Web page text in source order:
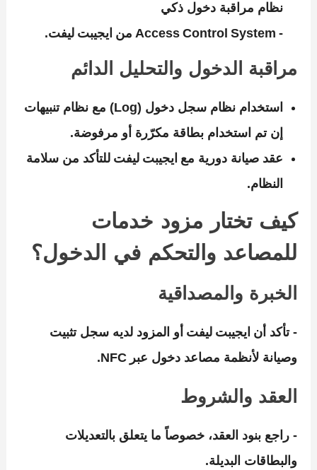
نظام مراقبة دخول ذكي
‑ Access Control System من ايجيبت ليفت.
مراقبة الدخول والتحليل الدائم
استخدام نظام سجل دخول (Log) مع نظام تنبيهات
إن تم استخدام بطاقة مكرّرة أو مرفوضة.
عقد صيانة دورية مع ايجيبت ليفت للتأكد من سلامة
النظام.
كيف تختار مزود خدمات
للمصاعد والتحكم في الدخول؟
الخبرة والمصداقية
‑ تأكد أن ايجيبت ليفت أو المزود لديه سجل تثبيت
وصيانة لأنظمة مصاعد دخول عبر NFC.
العقد والشروط
‑ راجع بنود العقد، خصوصاً ما يتعلق بالتعديلات
والبطاقات البديلة.